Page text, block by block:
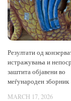
Резултати од
истражувања и
заштита објавени во
меѓународен зборник
MARCH 17, 2026